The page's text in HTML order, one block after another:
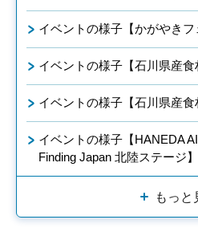
イベントの様子【かがやきフ
イベントの様子【石川県産食
イベントの様子【石川県産食
イベントの様子【HANEDA
Finding Japan 北陸ステージ】
もっと